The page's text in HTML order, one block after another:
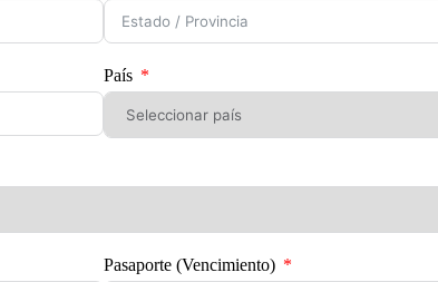
País
Pasaporte (Vencimiento)